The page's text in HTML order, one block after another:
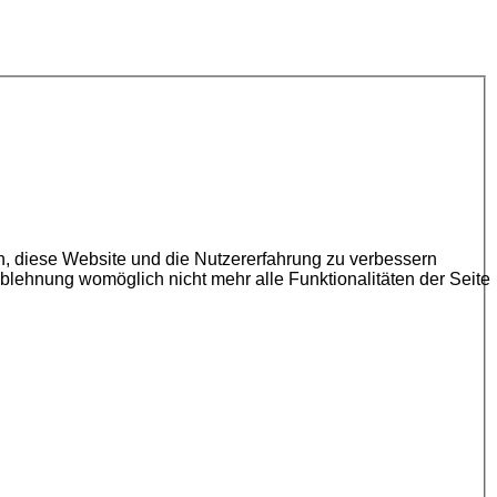
diese Website und die Nutzererfahrung zu verbessern
womöglich nicht mehr alle Funktionalitäten der Seite